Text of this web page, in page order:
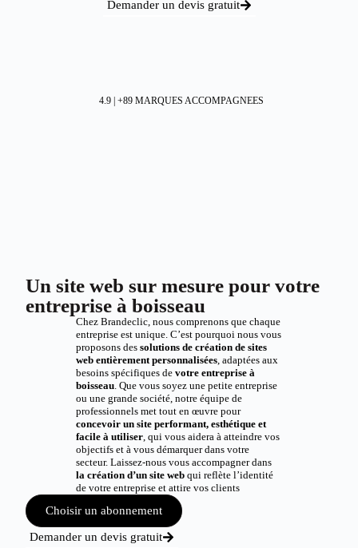
Demander un devis gratuit
4.9 | +89 MARQUES ACCOMPAGNEES
Un site web sur mesure pour votre
entreprise à boisseau
Chez Brandeclic, nous comprenons que chaque
entreprise est unique. C’est pourquoi nous vous
proposons des solutions de création de sites
web entièrement personnalisées, adaptées aux
besoins spécifiques de votre entreprise à
boisseau. Que vous soyez une petite entreprise
ou une grande société, notre équipe de
professionnels met tout en œuvre pour
concevoir un site performant, esthétique et
facile à utiliser, qui vous aidera à atteindre vos
objectifs et à vous démarquer dans votre
secteur. Laissez-nous vous accompagner dans
la création d’un site webqui reflète l’identité
de votre entreprise et attire vos clients
Choisir un abonnement
Demander un devis gratuit